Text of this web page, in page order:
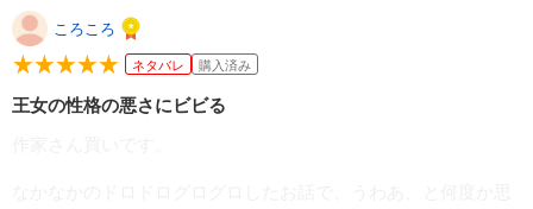
ころころ
ネタバレ 購入済み
王女の性格の悪さにビビる